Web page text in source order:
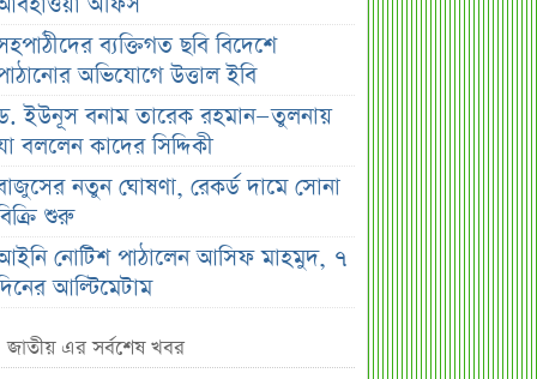
ব্যক্তিগত ছবি বিদেশে
অভিযোগে উত্তাল ইবি
ইউনূস বনাম তারেক রহমান—তুলনায়
বললেন কাদের সিদ্দিকী
নতুন ঘোষণা, রেকর্ড দামে সোনা
শুরু
নোটিশ পাঠালেন আসিফ মাহমুদ, ৭
আল্টিমেটাম
প্রশাসক সরল, নতুন অধ্যায়ে সোশ্যাল
ব্যাংক
জাতীয় এর সর্বশেষ খবর